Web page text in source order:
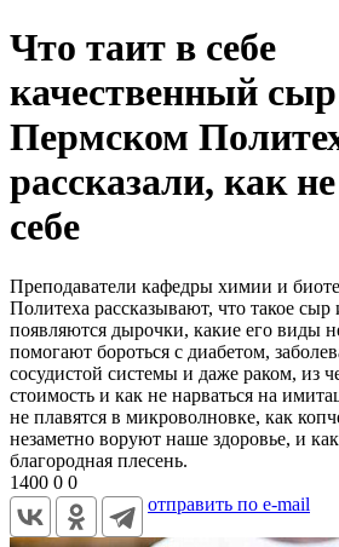
Что таит в себе
качественный
Пермском
рассказали, как
себе
Преподаватели кафедры химии и
Политеха рассказывают, что такое
появляются дырочки, какие его виды
помогают бороться с диабетом,
сосудистой системы и даже раком, из
стоимость и как не нарваться на
не плавятся в микроволновке, как
незаметно воруют наше здоровье, и
благородная плесень.
1400 0 0
отправить по e-mail